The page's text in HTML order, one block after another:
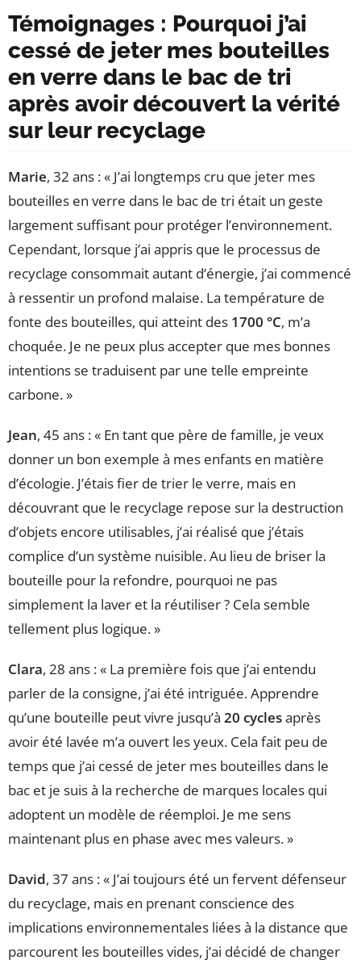
Témoignages : Pourquoi j’ai
cessé de jeter mes bouteilles
en verre dans le bac de tri
après avoir découvert la vérité
sur leur recyclage
Marie, 32 ans : « J’ai longtemps cru que jeter mes
bouteilles en verre dans le bac de tri était un geste
largement suffisant pour protéger l’environnement.
Cependant, lorsque j’ai appris que le processus de
recyclage consommait autant d’énergie, j’ai commencé
à ressentir un profond malaise. La température de
fonte des bouteilles, qui atteint des 1700 °C, m’a
choquée. Je ne peux plus accepter que mes bonnes
intentions se traduisent par une telle empreinte
carbone. »
Jean, 45 ans : « En tant que père de famille, je veux
donner un bon exemple à mes enfants en matière
d’écologie. J’étais fier de trier le verre, mais en
découvrant que le recyclage repose sur la destruction
d’objets encore utilisables, j’ai réalisé que j’étais
complice d’un système nuisible. Au lieu de briser la
bouteille pour la refondre, pourquoi ne pas
simplement la laver et la réutiliser ? Cela semble
tellement plus logique. »
Clara, 28 ans : « La première fois que j’ai entendu
parler de la consigne, j’ai été intriguée. Apprendre
qu’une bouteille peut vivre jusqu’à 20 cyclesaprès
avoir été lavée m’a ouvert les yeux. Cela fait peu de
temps que j’ai cessé de jeter mes bouteilles dans le
bac et je suis à la recherche de marques locales qui
adoptent un modèle de réemploi. Je me sens
maintenant plus en phase avec mes valeurs. »
David, 37 ans : « J’ai toujours été un fervent défenseur
du recyclage, mais en prenant conscience des
implications environnementales liées à la distance que
parcourent les bouteilles vides, j’ai décidé de changer